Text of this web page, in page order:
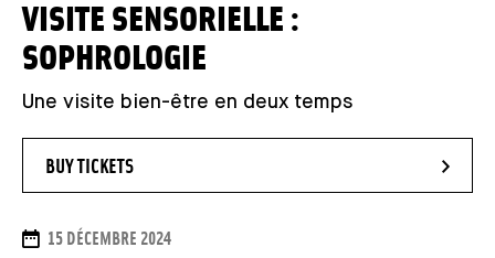
VISITE SENSORIELLE :
SOPHROLOGIE
Une visite bien-être en deux temps
BUY TICKETS- NEW WINDOW
DATES
15 DÉCEMBRE 2024